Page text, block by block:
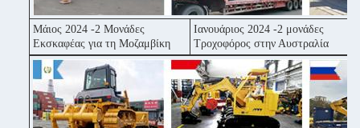
Μάιος 2024 -2 Μονάδες
Εκσκαφέας για τη Μοζαμβίκη
Ιανουάριος 2024 -2 μονάδες
Τροχοφόρος στην Αυστραλία